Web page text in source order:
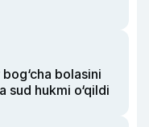
bolasini
sud hukmi o‘qildi